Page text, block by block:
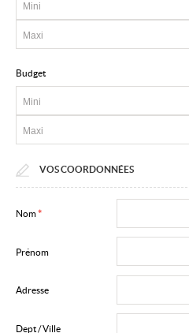
Budget
VOS COORDONNÉES
Nom*
Prénom
Adresse
Dept / Ville